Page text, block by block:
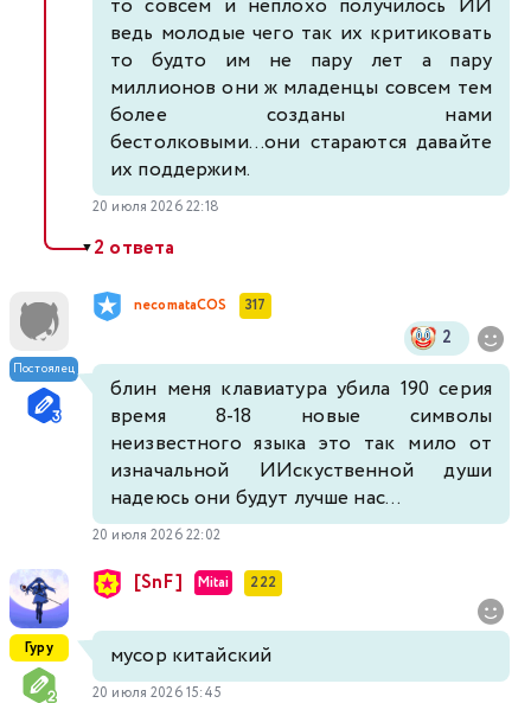
то совсем и неплохо получилось ИИ
ведь молодые чего так их критиковать
то будто им не пару лет а пару
миллионов они ж младенцы совсем тем
более созданы нами
бестолковыми...они стараются давайте
их поддержим.
20 июля 2026 22:18
▼2 ответа
Постоялец
necomataCOS 317
2
блин меня клавиатура убила 190 серия
время 8-18 новые символы
неизвестного языка это так мило от
изначальной ИИскуственной души
надеюсь они будут лучше нас...
20 июля 2026 22:02
Гуру
[SnF] Mitai 222
мусор китайский
20 июля 2026 15:45